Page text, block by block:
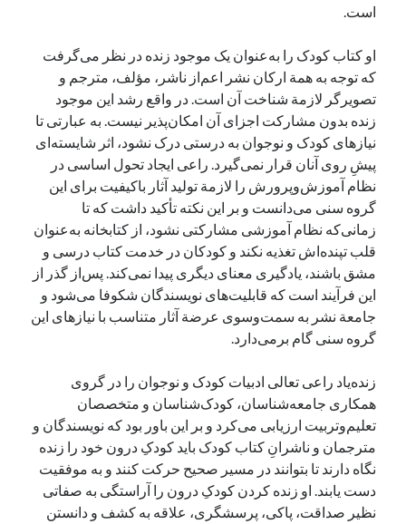
است.
او کتاب کودک را به‌عنوان یک موجود زنده در نظر می‌گرفت
که توجه به همة ارکان نشر اعم‌از ناشر، مؤلف، مترجم و
تصویرگر لازمة شناخت آن است. در واقع رشد این موجود
زنده بدون مشارکت اجزای آن امکان‌پذیر نیست. به عبارتی تا
نیازهای کودک و نوجوان به درستی درک نشود، اثر شایسته‌ای
پیشِ روی آنان قرار نمی‌گیرد. راعی ایجاد تحول اساسی در
نظام آموزش‌وپرورش را لازمة تولید آثار باکیفیت برای این
گروه سنی می‌دانست و بر این نکته تأکید داشت که تا
زمانی‌که نظام آموزشی مشارکتی نشود، از کتابخانه به‌عنوان
قلب تپنده‌اش تغذیه نکند و کودکان در خدمت کتاب درسی و
مشق باشند، یادگیری معنای دیگری پیدا نمی‌کند. پس‌از گذر از
این فرآیند است که قابلیت‌های نویسندگان شکوفا می‌شود و
جامعة‌ نشر به سمت‌وسوی عرضة آثار متناسب با نیازهای این
گروه سنی گام برمی‌دارد.
زنده‌یاد راعی تعالی ادبیات کودک و نوجوان را در گروی
همکاری جامعه‌شناسان، کودک‌شناسان و متخصصان
تعلیم‌وتربیت ارزیابی می‌کرد و بر این باور بود که نویسندگان و
مترجمان و ناشرانِ کتاب کودک باید کودکِ درون خود را زنده
نگاه دارند تا بتوانند در مسیر صحیح حرکت کنند و به موفقیت
دست یابند. او زنده کردن کودکِ درون را آراستگی به صفاتی
نظیر صداقت، پاکی، پرسشگری، علاقه به کشف و دانستن